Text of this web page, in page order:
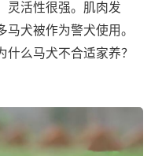
灵活性很强。肌肉发
犬被作为警犬使用。
么马犬不合适家养？